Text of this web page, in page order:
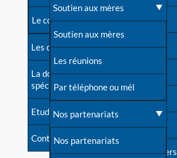
Une difficulté d'allaitement ?
Cas particuliers
Mythes et vérités
Devenir animatrice ?
Une question sur le site
Le congrès
Les dossiers de l'allaitement
La documentation
spécialisée
Etudes récentes
Contact
Contact presse
Dossier de presse
Soutenir LLL
Livre d'or
Forum
S'inscrire à nos newsletters
Soutien aux mères
Soutien aux mères
Les réunions
Par téléphone ou mél
Nos partenariats
Nos partenariats